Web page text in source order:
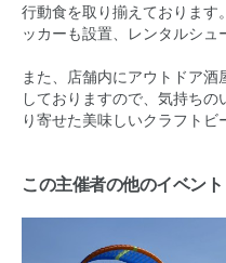
行動食を取り揃えております
ッカーも設置、レンタルシュ
また、店舗内にアウトドア
しておりますので、気持ち
り寄せた美味しいクラフトビ
この主催者の他のイベント